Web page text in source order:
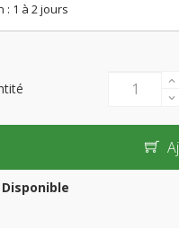
: 1 à 2 jours
Disponible